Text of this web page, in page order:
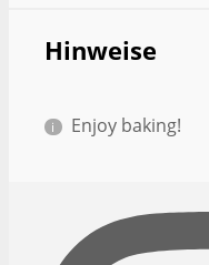
Hinweise
Enjoy baking!